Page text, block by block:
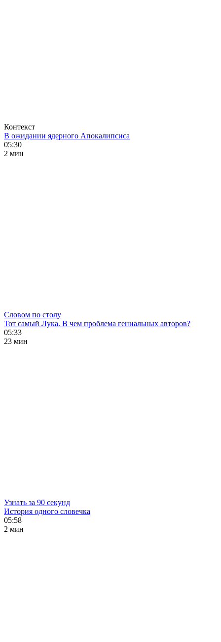
Контекст
В ожидании ядерного Апокалипсиса
05:30
2 мин
Словом по столу
Тот самый Лука. В чем проблема гениальных авторов?
05:33
23 мин
Узнать за 90 секунд
История одного словечка
05:58
2 мин